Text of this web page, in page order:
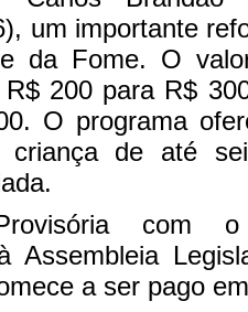
um importante
da Fome. O
200 para R$
O programa
criança de até
com
Assembleia
a ser pago